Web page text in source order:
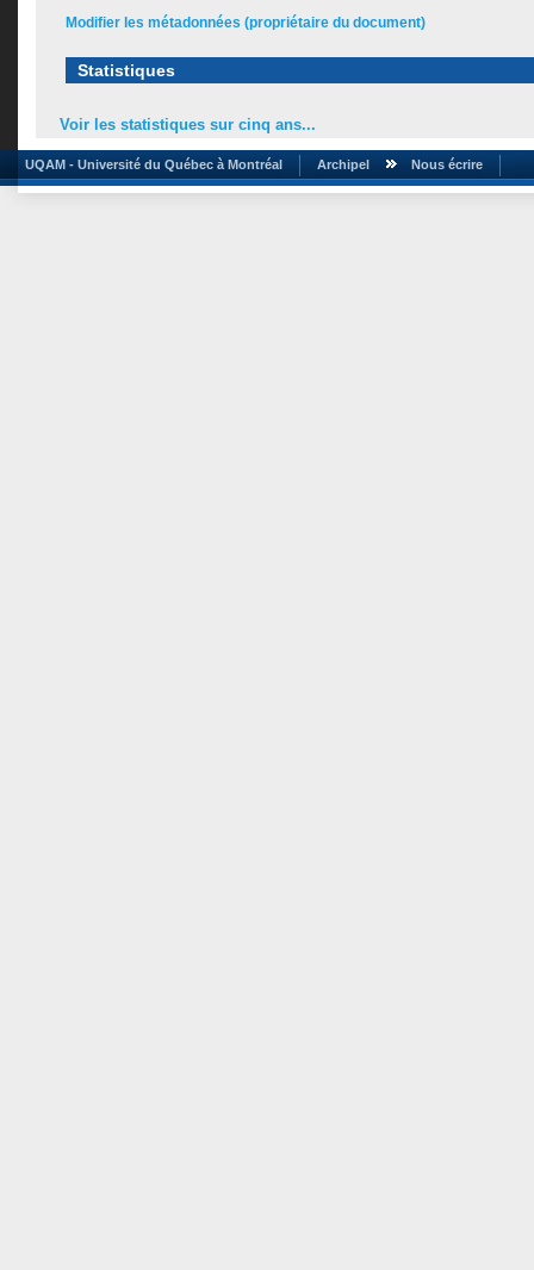
Modifier les métadonnées (propriétaire du document)
Statistiques
Voir les statistiques sur cinq ans...
UQAM - Université du Québec à Montréal Archipel Nous écrire